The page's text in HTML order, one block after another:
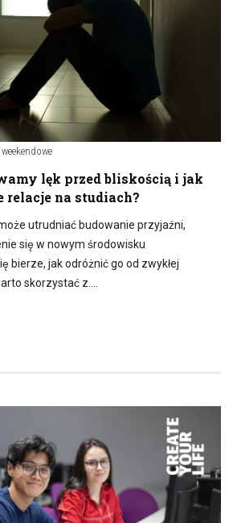
lęk przed bliskością i jak
relacje na studiach?
utrudniać budowanie przyjaźni,
się w nowym środowisku
bierze, jak odróżnić go od zwykłej
skorzystać z….